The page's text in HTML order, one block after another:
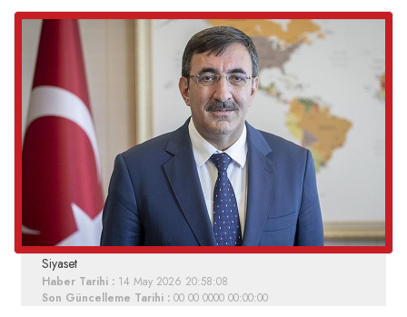
Siyaset
Haber Tarihi : 14 May 2026 20:58:08
Son Güncelleme Tarihi : 00 00 0000 00:00:00